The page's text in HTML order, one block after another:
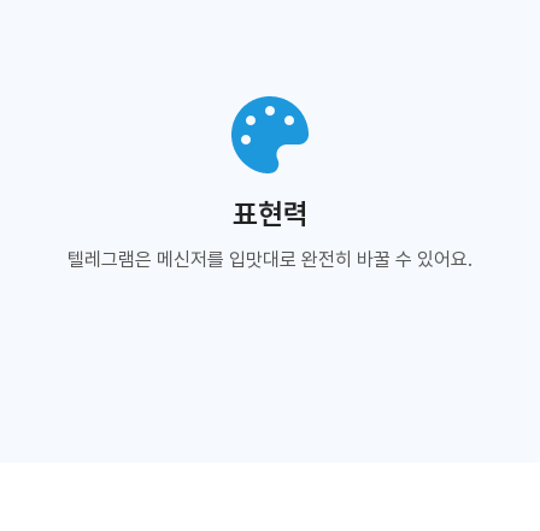
표현력
텔레그램은 메신저를 입맛대로 완전히 바꿀 수 있어요.